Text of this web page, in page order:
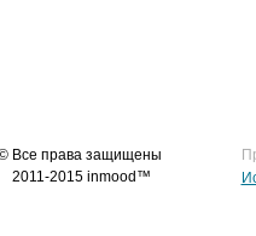
Все права защищены
2011-2015 inmood™